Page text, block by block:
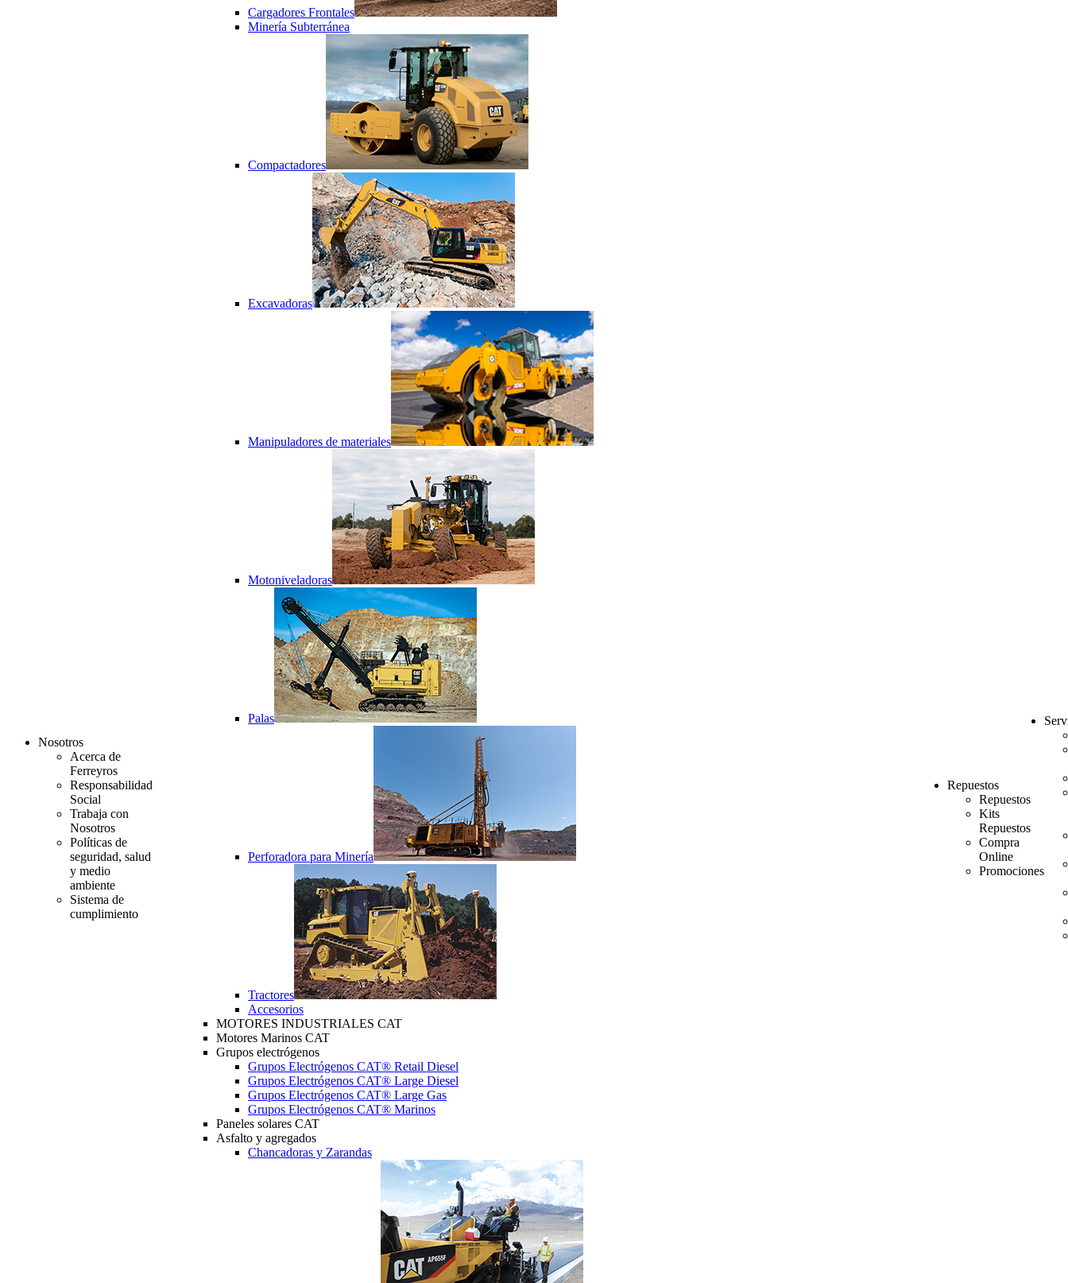
Nosotros
Acerca de
Ferreyros
Responsabilidad
Social
Trabaja con
Nosotros
Políticas de
seguridad, salud
y medio
ambiente
Sistema de
cumplimiento
Cargadores Frontales
Minería Subterránea
Compactadores
Excavadoras
Manipuladores de materiales
Motoniveladoras
Palas
Perforadora para Minería
Tractores
Accesorios
MOTORES INDUSTRIALES CAT
Motores Marinos CAT
Grupos electrógenos
Grupos Electrógenos CAT® Retail Diesel
Grupos Electrógenos CAT® Large Diesel
Grupos Electrógenos CAT® Large Gas
Grupos Electrógenos CAT® Marinos
Paneles solares CAT
Asfalto y agregados
Chancadoras y Zarandas
Repuestos
Repuestos
Kits
Repuestos
Compra
Online
Promociones